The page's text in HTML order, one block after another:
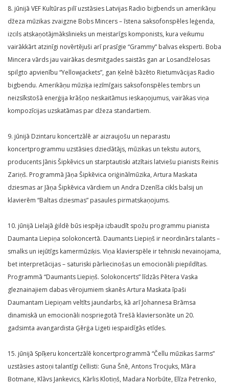
8. jūnijā VEF Kultūras pilī uzstāsies Latvijas Radio bigbends un amerikāņu
džeza mūzikas zvaigzne Bobs Mincers – īstena saksofonspēles leģenda,
izcils atskaņotājmākslinieks un meistarīgs komponists, kura veikumu
vairākkārt atzinīgi novērtējuši arī prasīgie “Grammy” balvas eksperti. Boba
Mincera vārds jau vairākas desmitgades saistās gan ar Losandželosas
spilgto apvienību “Yellowjackets”, gan Ķelnē bāzēto Rietumvācijas Radio
bigbendu. Amerikāņu mūziķa iezīmīgais saksofonspēles tembrs un
neizsīkstošā enerģija krāšņo neskaitāmus ieskaņojumus, vairākas viņa
kompozīcijas uzskatāmas par džeza standartiem.
9. jūnijā Dzintaru koncertzālē ar aizraujošu un neparastu
koncertprogrammu uzstāsies dziedātājs, mūzikas un tekstu autors,
producents Jānis Šipkēvics un starptautiski atzītais latviešu pianists Reinis
Zariņš. Programmā Jāņa Šipkēvica oriģinālmūzika, Artura Maskata
dziesmas ar Jāņa Šipkēvica vārdiem un Andra Dzenīša cikls balsij un
klavierēm “Baltas dziesmas” pasaules pirmatskaņojums.
10. jūnijā Lielajā ģildē būs iespēja izbaudīt spožu programmu pianista
Daumanta Liepiņa solokoncertā. Daumants Liepiņš ir neordinārs talants –
smalks un iejūtīgs kamermūziķis. Viņa klavierspēle ir tehniski nevainojama,
bet interpretācijas – saturiski pārliecinošas un emocionāli piepildītas.
Programmā “Daumants Liepiņš. Solokoncerts” līdzās Pētera Vaska
gleznainajiem dabas vērojumiem skanēs Artura Maskata īpaši
Daumantam Liepiņam veltīts jaundarbs, kā arī Johannesa Brāmsa
dinamiskā un emocionāli nospriegotā Trešā klaviersonāte un 20.
gadsimta avangardista Ģērģa Ligeti iespaidīgās etīdes.
15. jūnijā Spīķeru koncertzālē koncertprogrammā “Čellu mūzikas šarms”
uzstāsies astoņi talantīgi čellisti: Guna Šnē, Antons Trocjuks, Māra
Botmane, Klāvs Jankevics, Kārlis Klotiņš, Madara Norbūte, Elīza Petrenko,